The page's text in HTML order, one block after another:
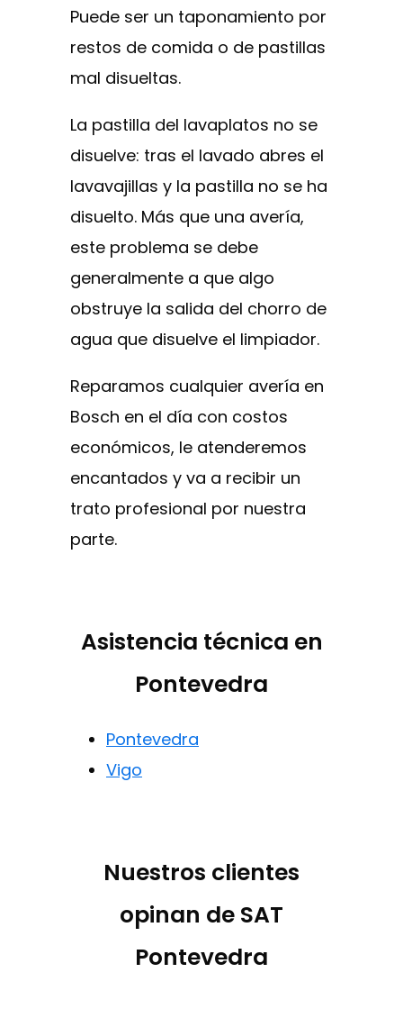
Puede ser un taponamiento por
restos de comida o de pastillas
mal disueltas.
La pastilla del lavaplatos no se
disuelve: tras el lavado abres el
lavavajillas y la pastilla no se ha
disuelto. Más que una avería,
este problema se debe
generalmente a que algo
obstruye la salida del chorro de
agua que disuelve el limpiador.
Reparamos cualquier avería en
Bosch en el día con costos
económicos, le atenderemos
encantados y va a recibir un
trato profesional por nuestra
parte.
Asistencia técnica en
Pontevedra
Pontevedra
Vigo
Nuestros clientes
opinan de SAT
Pontevedra